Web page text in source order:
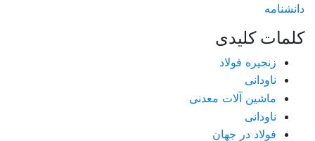
دانشنامه
کلمات کلیدی
زنجیره فولاد
ناودانی
ماشین آلات معدنی
ناودانی
فولاد در جهان